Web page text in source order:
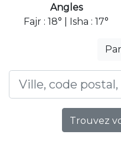
Angles
Fajr : 18° | Isha : 17°
Trouvez